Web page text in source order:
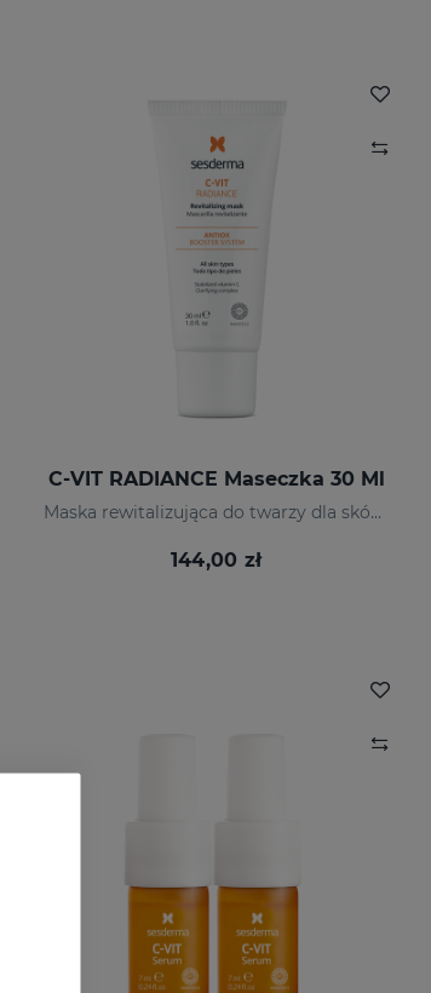
C-VIT RADIANCE Maseczka 30 Ml
Maska rewitalizująca do twarzy dla skóry zmęczonej i matowej.
144,00 zł